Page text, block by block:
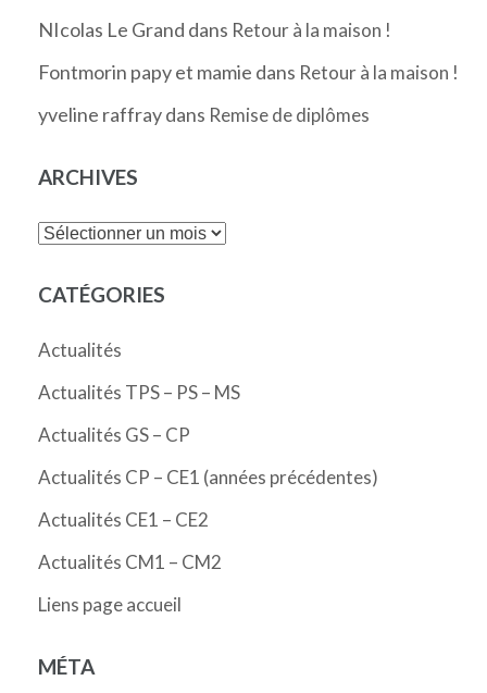
NIcolas Le Grand dans Retour à la maison !
Fontmorin papy et mamie dans Retour à la maison !
yveline raffraydans Remise de diplômes
ARCHIVES
Archives
CATÉGORIES
Actualités
Actualités TPS – PS – MS
Actualités GS – CP
Actualités CP – CE1 (années précédentes)
Actualités CE1 – CE2
Actualités CM1 – CM2
Liens page accueil
MÉTA